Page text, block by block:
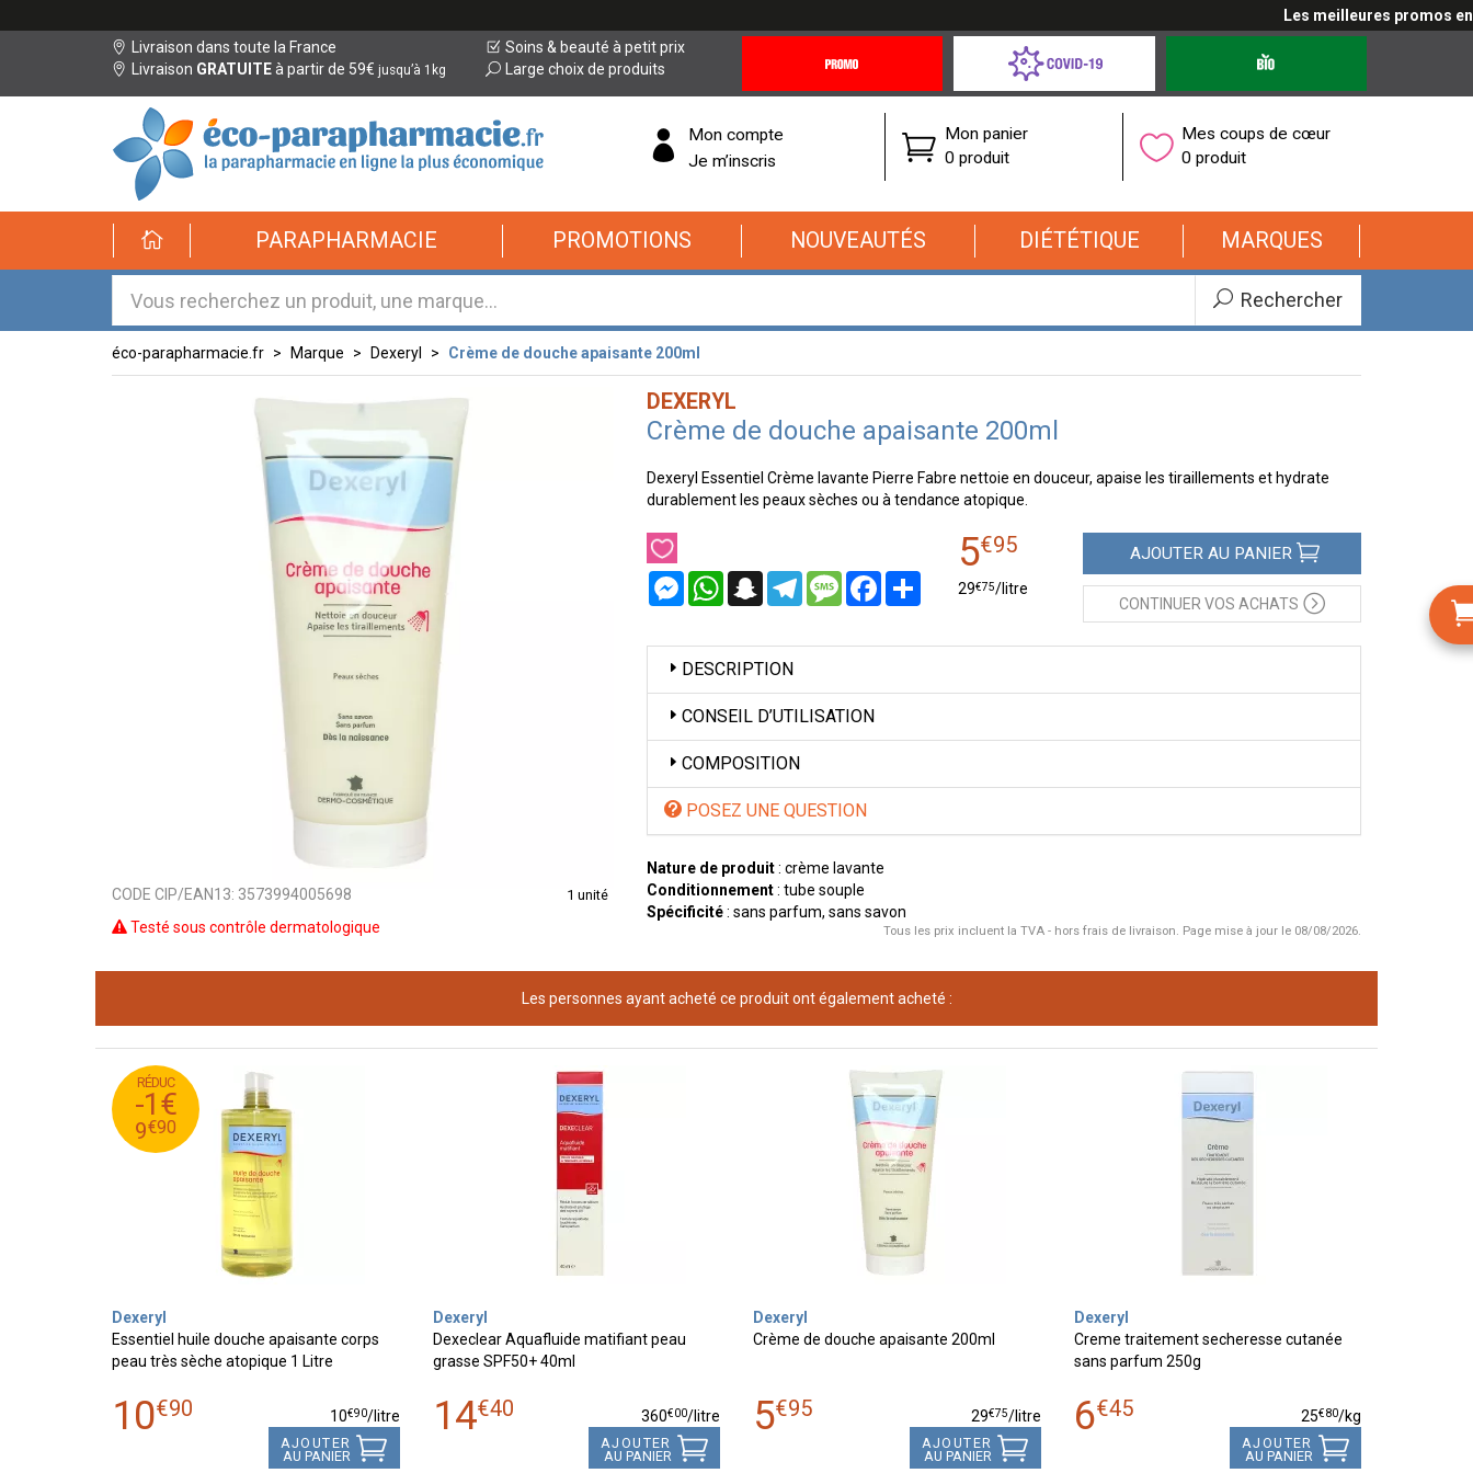
Les meilleures promos en
Livraison dans toute la France
Livraison GRATUITEà partir de 59€ jusqu’à 1kg
Soins & beauté à petit prix
Large choix de produits
Offres
Coronavirus
éco-
parapharmacie.fr
éco-
parapharmacie.fr
Mon compte
Je m’inscris
Mon panier
0 produit
Mes coups de cœur
0 produit
PARAPHARMACIE PROMOTIONS NOUVEAUTÉS DIÉTÉTIQUE MARQUES
Rechercher
éco-parapharmacie.fr Marque Dexeryl Crème de douche apaisante 200ml
CODE CIP/EAN13: 3573994005698 1 unité
Testé sous contrôle dermatologique
DEXERYL
Crème de douche apaisante 200ml
Dexeryl Essentiel Crème lavante Pierre Fabre nettoie en douceur, apaise les tiraillements et hydrate
durablement les peaux sèches ou à tendance atopique.
MessengerWhatsAppSnapchatTelegramMessageFacebookPartager
5€95
29€75/litre
AJOUTER AU PANIER
CONTINUER VOS ACHATS
DESCRIPTION
CONSEIL D’UTILISATION
COMPOSITION
POSEZ UNE QUESTION
Nature de produit: crème lavante
Conditionnement: tube souple
Spécificité: sans parfum, sans savon
Tous les prix incluent la TVA - hors frais de livraison. Page mise à jour le 08/08/2026.
Les personnes ayant acheté ce produit ont également acheté :
RÉDUC
-1€
9€90
10
€
90
9
€
90
Dexeryl
Essentiel huile douche apaisante corps
peau très sèche atopique 1 Litre
10€90 10€90/litre
AJOUTER
AU PANIER
Dexeryl
Dexeclear Aquafluide matifiant peau
grasse SPF50+ 40ml
14€40 360€00/litre
AJOUTER
AU PANIER
Dexeryl
Crème de douche apaisante 200ml
5€95 29€75/litre
AJOUTER
AU PANIER
Dexeryl
Creme traitement secheresse cutanée
sans parfum 250g
6€45 25€80/kg
AJOUTER
AU PANIER